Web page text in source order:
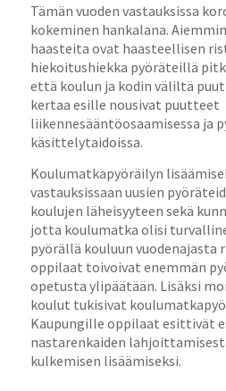
Tämän vuoden vastauksissa
kokeminen hankalana.
haasteita ovat haasteellisen
hiekoitushiekka pyöräteillä
että koulun ja kodin väliltä
kertaa esille nousivat puutteet
liikennesääntöosaamisessa ja
käsittelytaidoissa.
Koulumatkapyöräilyn
vastauksissaan uusien
koulujen läheisyyteen sekä
jotta koulumatka olisi
pyörällä kouluun
oppilaat toivoivat enemmän
opetusta ylipäätään. Lisäksi
koulut tukisivat
Kaupungille oppilaat esittivät
nastarenkaiden
kulkemisen lisäämiseksi.